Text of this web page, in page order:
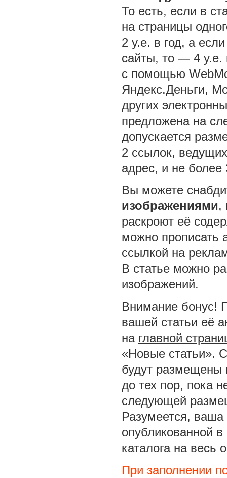
То есть, если в
на страницы
2 у.е. в год, а
сайты, то — 4 у.е.
с помощью
Яндекс.Деньги,
других
предложена на
допускается
2 ссылок,
адрес, и не более
Вы можете
изображениями,
раскроют её
можно прописать
ссылкой на
В статье можно
изображений.
Внимание бонус!
вашей статьи её
на главной
«Новые статьи».
будут размещены
до тех пор, пока
следующей
Разумеется, ваша
опубликованной
каталога на весь
При заполнении